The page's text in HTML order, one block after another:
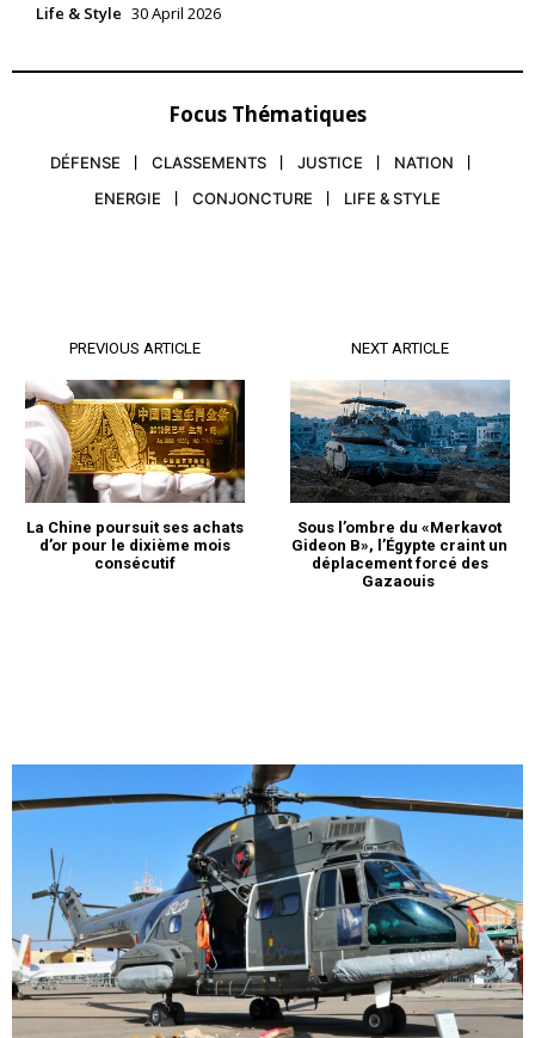
Life & Style 30 April 2026
Focus Thématiques
DÉFENSE CLASSEMENTS JUSTICE
NATION
ENERGIE
CONJONCTURE LIFE & STYLE
PREVIOUS ARTICLE
La Chine poursuit ses achats
d’or pour le dixième mois
consécutif
NEXT ARTICLE
Sous l’ombre du «Merkavot
Gideon B», l’Égypte craint un
déplacement forcé des
Gazaouis